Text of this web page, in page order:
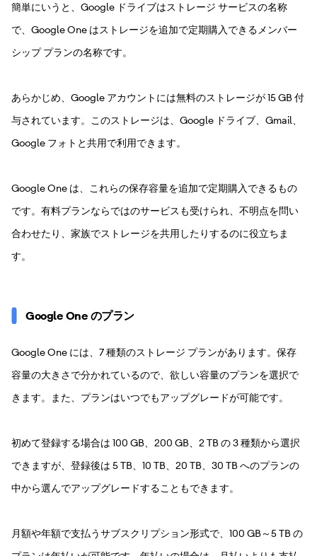
簡単にいうと、Google ドライブはストレージ サービスの名称
で、Google One はストレージを追加で定期購入できるメンバー
シップ プランの名称です。
あらかじめ、Google アカウントには無料のストレージが 15 GB 付
与されています。このストレージは、Google ドライブ、Gmail、
Google フォトと共用で利用できます。
Google One は、これらの保存容量を追加で定期購入できるもの
です。有料プランならではのサービスも受けられ、不明点を問い
合わせたり、家族でストレージを共用したりするのに役立ちま
す。
Google One のプラン
Google One には、7 種類のストレージ プランがあります。保存
容量の大きさで分かれているので、欲しい容量のプランを選択で
きます。また、プランはいつでもアップグレードが可能です。
初めて登録する場合は 100 GB、200 GB、2 TB の 3 種類から選択
できますが、登録後は 5 TB、10 TB、20 TB、30 TB へのプランの
中から選んでアップグレードすることもできます。
月額や年額で支払うサブスクリプション形式で、100 GB～5 TB の